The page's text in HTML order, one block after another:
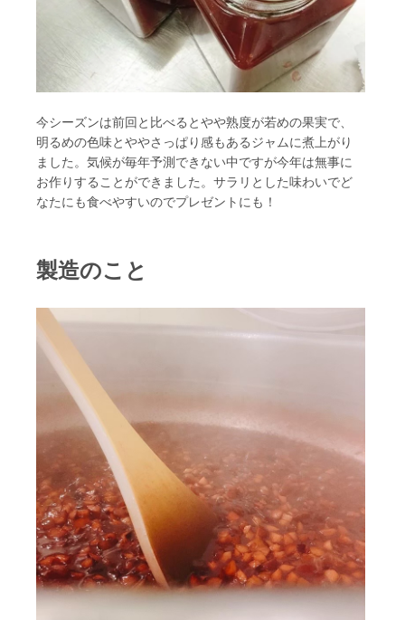
今シーズンは前回と比べるとやや熟度が若めの果実で、
明るめの色味とややさっぱり感もあるジャムに煮上がり
ました。気候が毎年予測できない中ですが今年は無事に
お作りすることができました。サラリとした味わいでど
なたにも食べやすいのでプレゼントにも！
製造のこと